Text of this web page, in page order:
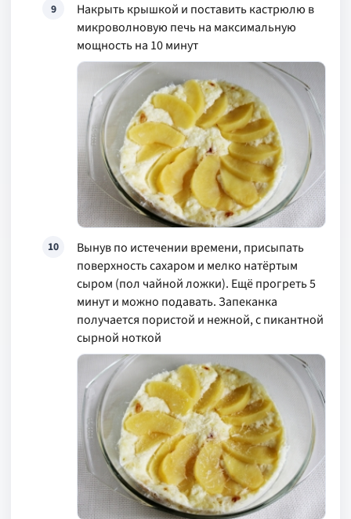
9
Накрыть крышкой и поставить кастрюлю в
микроволновую печь на максимальную
мощность на 10 минут
10
Вынув по истечении времени, присыпать
поверхность сахаром и мелко натёртым
сыром (пол чайной ложки). Ещё прогреть 5
минут и можно подавать. Запеканка
получается пористой и нежной, с пикантной
сырной ноткой